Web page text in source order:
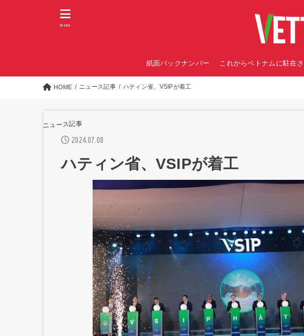
紙面バックナンバー これからベトナムに駐在
MENU
HOME ニュース記事 ハティン省、VSIPが着工
ニュース記事
2024.07.08
ハティン省、VSIPが着工